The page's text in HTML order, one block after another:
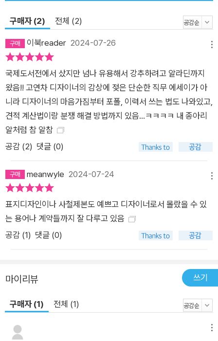
되고 디자이너로 살고 디자이너로 일하기 위해 필요한 모든 이야
기를 담았다. 그가 전하는 디자이너의 생존법은 디자이너 취준생
과 프리랜서, 인하우스, 에이전시, 스튜디오, 창업자 모두를 포함
한 주니어 디자이너들에게 매우 유용할 것이라 장담한다. 몸소 체
험한 대한민국 디자인 업계, 그 생태와 특징을 이야기합니다. “나
는 호주에서 대학 졸업 후 프리랜서 디자이너로 활동하다가 한국
에 오자마자 바로 디자인 스튜디오를 차렸다. 디자이너로서 한국
에서의 사회 경험은 전혀 없었지만 정말 그 누구보다도 디자인을
잘할 자신(만)이 있었다. 하지만 결과는 참담했다. 아무도 우리를
알아주지 않았고, 나는 어디서부터, 무엇을 시작해야 하는지 몰라
너무 막막했다.” 디자이너가 디자인 스튜디오를 운영하는 건 전
혀 이상한 일이 아니지만, 대한민국의 디자인 업계에 대한 이해와
경험 없이 스튜디오를 시작하는 건 분명 쉽지 않은 일이다. 이원
찬 디자이너는 호주에서 시각 디자인 전공 후 한국에 들어와 바로
디자인 스튜디오를 창립했다. 맨땅에 헤딩하듯 주도적으로 성장
해 온 탓일까? 그는 단순히 어떤 디자인이 예쁜 디자인인지, 그런
디자인을 하기 위해선 툴을 어떻게 만져야 하는지 얘기하지 않는
무 프로세스는 어떻게 진행되는지, 고용형태와 처우는 어떤지, 법
디자이너의 성장과 대한민국 디자인 업계의 발전을 위해 이야기
정말 짜릿하고 기분 좋은, 설레는 일이다. 나도 그랬으니까. 누군
구매자 (2) 전체 (2)
이북reader 2024-07-26
국제도서전에서 샀지만 넘나 유용해서 강추하려고 알라딘까지
왔음!! 고연차 디자이너의 감상에 젖은 단순한 직무 에세이가 아
니라 디자이너의 마음가짐부터 포폴, 이력서 쓰는 법도 나와있고,
견적 계산법이랑 분쟁 해결 방법까지 있음...ㅋㅋㅋㅋ 내 종아리
알처럼 참 알참
공감 (2) 댓글 (0)
meanwyle 2024-07-24
표지디자인이나 사철제본도 예쁘고 디자이너로서 몰랐을 수 있
는 용어나 계약들까지 잘 다루고 있음
공감 (1) 댓글 (0)
마이리뷰 쓰기
구매자 (1) 전체 (1)